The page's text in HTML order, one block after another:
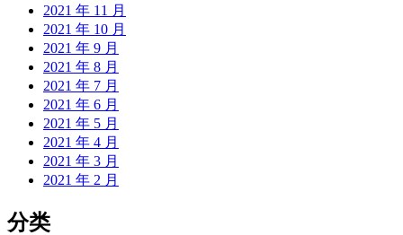
2021 年 11 月
2021 年 10 月
2021 年 9 月
2021 年 8 月
2021 年 7 月
2021 年 6 月
2021 年 5 月
2021 年 4 月
2021 年 3 月
2021 年 2 月
分类